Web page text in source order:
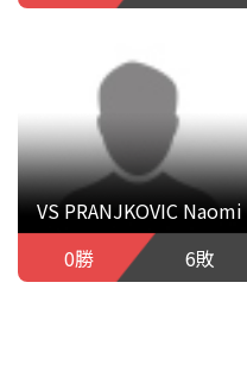
VS PRANJKOVIC Naomi
0勝
6敗